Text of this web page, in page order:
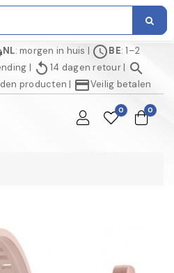
NL: morgen in huis | scheduleBE: 1–2
| replay 14 dagen retour| search
producten | credit_cardVeilig betalen
0 0